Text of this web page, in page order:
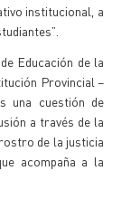
institucional, a
Educación de la
Provincial –
una cuestión de
a través de la
de la justicia
acompaña a la